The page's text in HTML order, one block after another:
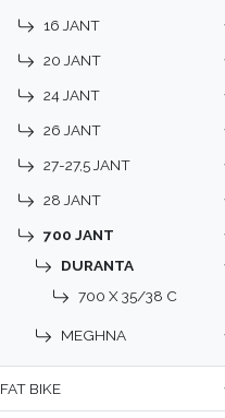
16 JANT
20 JANT
24 JANT
26 JANT
27-27,5 JANT
28 JANT
700 JANT
DURANTA
700 X 35/38 C
MEGHNA
FAT BIKE